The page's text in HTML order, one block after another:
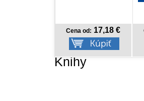
Cena od:14,18 €
Knihy